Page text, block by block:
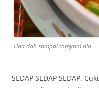
Haa dah sampai tomyam dia
SEDAP SEDAP SEDAP.